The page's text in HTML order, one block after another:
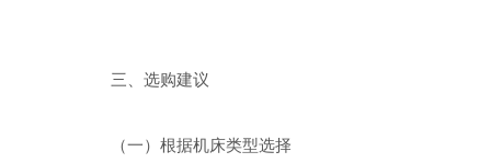
三、选购建议
（一）根据机床类型选择